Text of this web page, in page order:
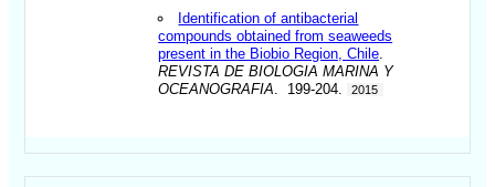
Identification of antibacterial
compounds obtained from seaweeds
present in the Biobio Region, Chile.
REVISTA DE BIOLOGIA MARINA Y
OCEANOGRAFIA. 199-204. 2015